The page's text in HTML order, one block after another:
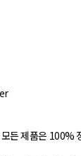
든 제품은 100%